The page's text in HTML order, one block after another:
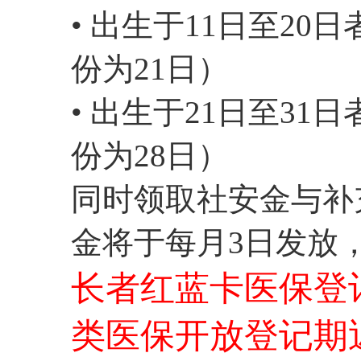
• 出生于11日至20
份为21日）
• 出生于21日至31
份为28日）
同时领取社安金与
金将于每月3日发放
长者红蓝卡医保登
类医保开放登记期